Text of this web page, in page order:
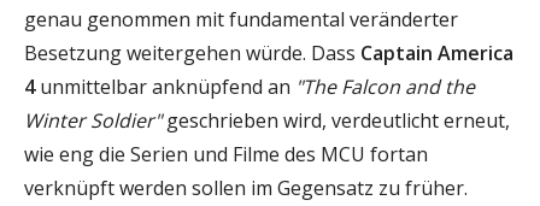
genau genommen mit fundamental veränderter
Besetzung weitergehen würde. Dass Captain America
4unmittelbar anknüpfend an "The Falcon and the
Winter Soldier"geschrieben wird, verdeutlicht erneut,
wie eng die Serien und Filme des MCU fortan
verknüpft werden sollen im Gegensatz zu früher.